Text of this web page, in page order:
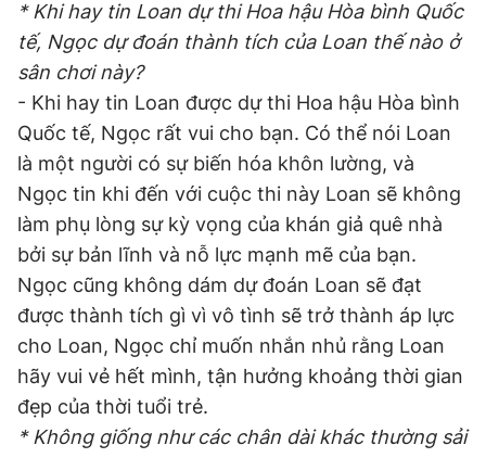
* Khi hay tin Loan dự thi Hoa hậu Hòa bình Quốc
tế, Ngọc dự đoán thành tích của Loan thế nào ở
sân chơi này?
- Khi hay tin Loan được dự thi Hoa hậu Hòa bình
Quốc tế, Ngọc rất vui cho bạn. Có thể nói Loan
là một người có sự biến hóa khôn lường, và
Ngọc tin khi đến với cuộc thi này Loan sẽ không
làm phụ lòng sự kỳ vọng của khán giả quê nhà
bởi sự bản lĩnh và nỗ lực mạnh mẽ của bạn.
Ngọc cũng không dám dự đoán Loan sẽ đạt
được thành tích gì vì vô tình sẽ trở thành áp lực
cho Loan, Ngọc chỉ muốn nhắn nhủ rằng Loan
hãy vui vẻ hết mình, tận hưởng khoảng thời gian
đẹp của thời tuổi trẻ.
* Không giống như các chân dài khác thường sải